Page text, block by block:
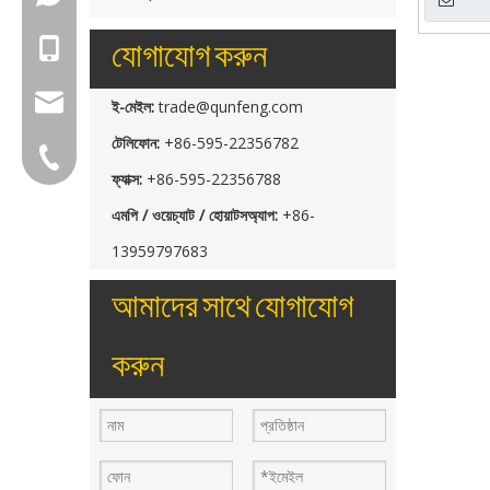
যোগাযোগ করুন
ই-মেইল: trade@qunfeng.com
টেলিফোন: +86-595-22356782
ফ্যাক্স: +86-595-22356788
এমপি / ওয়েচ্যাট / হোয়াটসঅ্যাপ: +86-
13959797683
আমাদের সাথে যোগাযোগ
করুন
+86-18150503129
group@qunfeng.com